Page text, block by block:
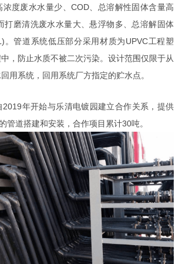
度废水水量少、COD、总溶解性固体含量高
打磨清洗废水水量大、悬浮物多、总溶解固体
。管道系统低压部分采用材质为UPVC工程塑
，防止水质不被二次污染。设计范围仅限于从
用系统，回用系统厂方指定的贮水点。
2019年开始与乐清电镀园建立合作关系，提供
管道搭建和安装，合作项目累计30吨。